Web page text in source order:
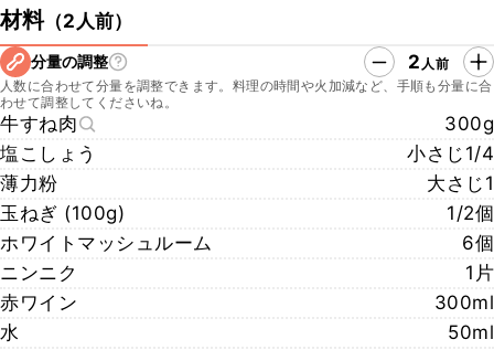
材料（2人前）
分量の調整 2 人前
人数に合わせて分量を調整できます。料理の時間や火加減など、手順も分量に合
わせて調整してくださいね。
牛すね肉
300g
塩こしょう
小さじ1/4
薄力粉
大さじ1
玉ねぎ (100g)
1/2個
ホワイトマッシュルーム
6個
ニンニク
1片
赤ワイン
300ml
水
50ml